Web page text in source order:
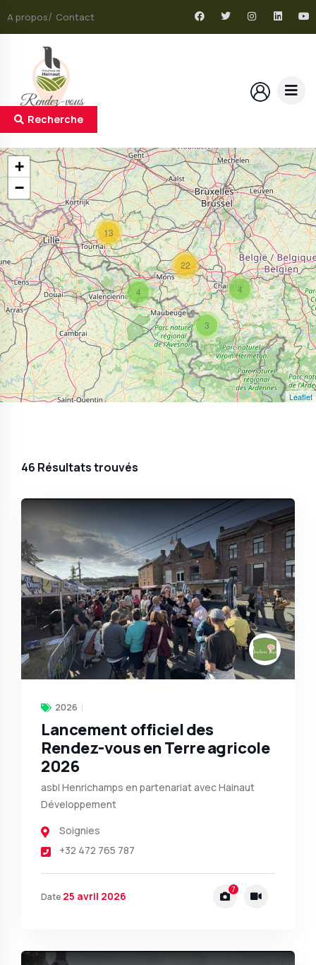
A propos Contact
4
3
13
4
22
+
−
Leaflet
Recherche
46 Résultats trouvés
2026
Lancement officiel des
Rendez-vous en Terre agricole
2026
asbl Henrichamps en partenariat avec Hainaut
Développement
Soignies
+32 472 765 787
Date 25 avril 2026 7